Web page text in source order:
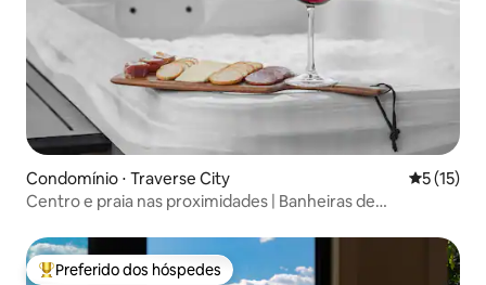
Condomínio ⋅ Traverse City 5 de uma
5 (15)
Centro e praia nas proximidades | Banheiras de
Entre os melhores preferidos dos hóspedes
Preferido dos hóspedes